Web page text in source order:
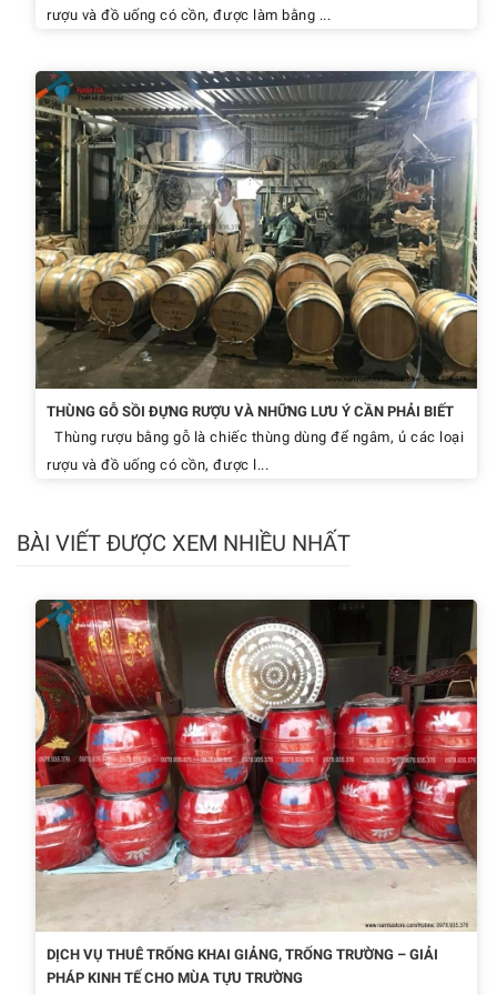
rượu và đồ uống có cồn, được làm bằng ...
THÙNG GỖ SỒI ĐỰNG RƯỢU VÀ NHỮNG LƯU Ý CẦN PHẢI BIẾT
Thùng rượu bằng gỗ là chiếc thùng dùng để ngâm, ủ các loại
rượu và đồ uống có cồn, được l...
BÀI VIẾT ĐƯỢC XEM NHIỀU NHẤT
DỊCH VỤ THUÊ TRỐNG KHAI GIẢNG, TRỐNG TRƯỜNG – GIẢI
PHÁP KINH TẾ CHO MÙA TỰU TRƯỜNG